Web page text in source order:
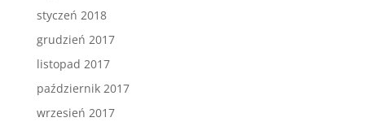
styczeń 2018
grudzień 2017
listopad 2017
październik 2017
wrzesień 2017